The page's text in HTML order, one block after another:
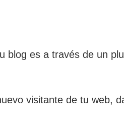
blog es a través de un
visitante de tu web,